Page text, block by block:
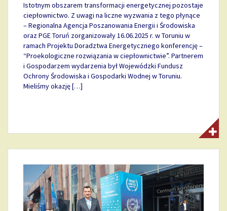
Istotnym obszarem transformacji energetycznej pozostaje
ciepłownictwo. Z uwagi na liczne wyzwania z tego płynące
– Regionalna Agencja Poszanowania Energii i Środowiska
oraz PGE Toruń zorganizowały 16.06.2025 r. w Toruniu w
ramach Projektu Doradztwa Energetycznego konferencję –
“Proekologiczne rozwiązania w ciepłownictwie”. Partnerem
i Gospodarzem wydarzenia był Wojewódzki Fundusz
Ochrony Środowiska i Gospodarki Wodnej w Toruniu.
Mieliśmy okazję […]